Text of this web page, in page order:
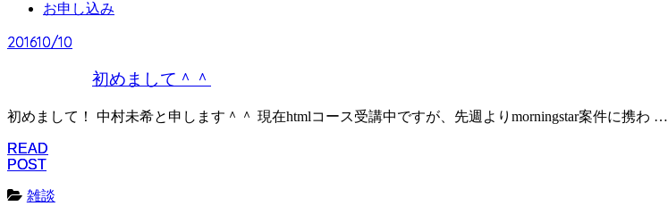
お申し込み
201610/10
201610/10
初めまして＾＾
初めまして！ 中村未希と申します＾＾ 現在htmlコース受講中ですが、先週よりmorningstar案件に携わ …
READ
POST
READ
POST
雑談